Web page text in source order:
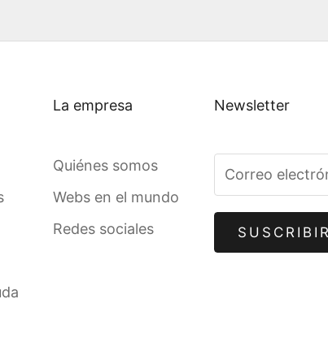
La empresa
Quiénes somos
Webs en el mundo
Redes sociales
Newsletter